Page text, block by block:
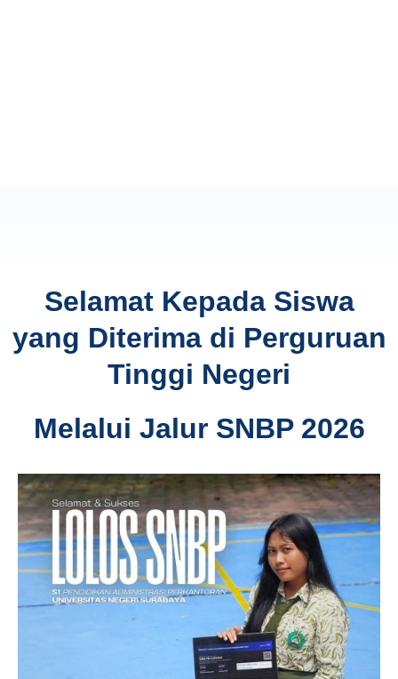
Selamat Kepada Siswa
yang Diterima di Perguruan
Tinggi Negeri
Melalui Jalur SNBP 2026